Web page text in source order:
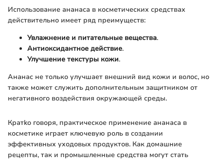
Использование ананаса в косметических средствах
действительно имеет ряд преимуществ:
Увлажнение и питательные вещества.
Антиоксидантное действие.
Улучшение текстуры кожи.
Ананас не только улучшает внешний вид кожи и волос, но
также может служить дополнительным защитником от
негативного воздействия окружающей среды.
Кратko говоря, практическое применение ананаса в
косметике играет ключевую роль в создании
эффективных уходовых продуктов. Как домашние
рецепты, так и промышленные средства могут стать